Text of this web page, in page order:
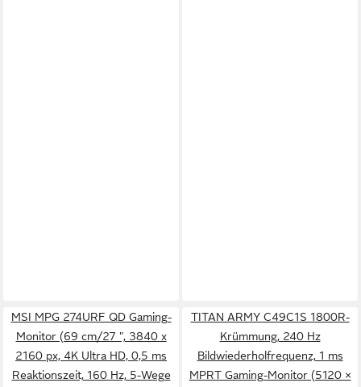
MSI MPG 274URF QD Gaming-
Monitor (69 cm/27 ", 3840 x
2160 px, 4K Ultra HD, 0,5 ms
Reaktionszeit, 160 Hz, 5-Wege
TITAN ARMY C49C1S 1800R-
Krümmung, 240 Hz
Bildwiederholfrequenz, 1 ms
MPRT Gaming-Monitor (5120 ×